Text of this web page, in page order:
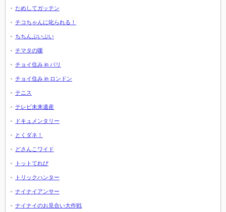
ためしてガッテン
チコちゃんに叱られる！
ちちんぷいぷい
チマタの噺
チョイ住み in パリ
チョイ住み in ロンドン
テニス
テレビ未来遺産
ドキュメンタリー
とくダネ！
どさんこワイド
トットてれび
トリックハンター
ナイナイアンサー
ナイナイのお見合い大作戦